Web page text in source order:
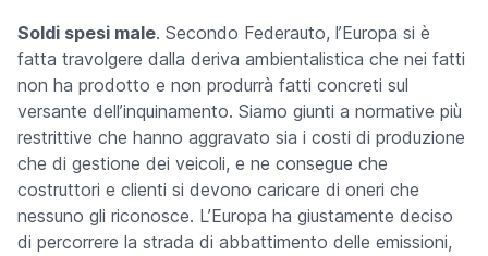
Soldi spesi male. Secondo Federauto, l’Europa si è
fatta travolgere dalla deriva ambientalistica che nei fatti
non ha prodotto e non produrrà fatti concreti sul
versante dell’inquinamento. Siamo giunti a normative più
restrittive che hanno aggravato sia i costi di produzione
che di gestione dei veicoli, e ne consegue che
costruttori e clienti si devono caricare di oneri che
nessuno gli riconosce. L’Europa ha giustamente deciso
di percorrere la strada di abbattimento delle emissioni,